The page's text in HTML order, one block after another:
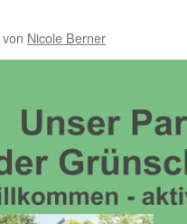
von Nicole Berner